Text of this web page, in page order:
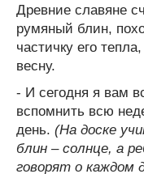
Древние славяне
румяный блин,
частичку его
весну.
- И сегодня я вам
вспомнить всю
день. (На доске
блин – солнце, а
говорят о каждом